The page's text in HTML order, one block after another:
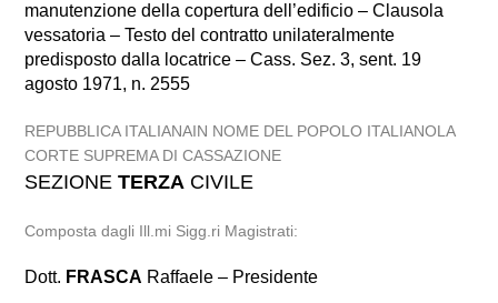
manutenzione della copertura dell’edificio – Clausola
vessatoria – Testo del contratto unilateralmente
predisposto dalla locatrice – Cass. Sez. 3, sent. 19
agosto 1971, n. 2555
REPUBBLICA ITALIANAIN NOME DEL POPOLO ITALIANOLA
CORTE SUPREMA DI CASSAZIONE
SEZIONETERZA CIVILE
Composta dagli Ill.mi Sigg.ri Magistrati:
Dott. FRASCA Raffaele – Presidente